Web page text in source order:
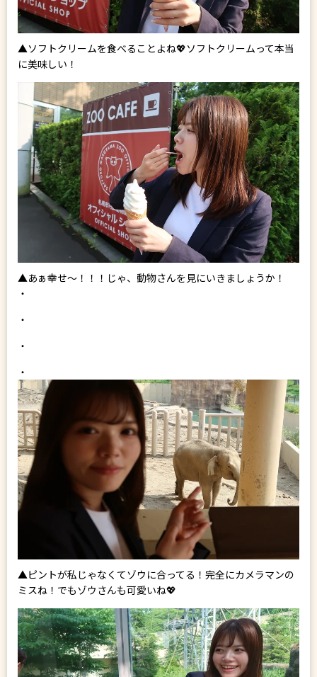
▲ソフトクリームを食べることよね💖ソフトクリームって本当
に美味しい！
▲あぁ幸せ～！！！じゃ、動物さんを見にいきましょうか！
・
・
・
・
▲ピントが私じゃなくてゾウに合ってる！完全にカメラマンの
ミスね！でもゾウさんも可愛いね💖